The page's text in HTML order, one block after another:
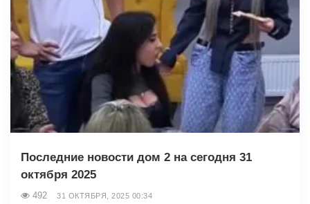
Последние новости дом 2 на сегодня 31
октября 2025
492 31 ОКТЯБРЯ, 2025 00:34